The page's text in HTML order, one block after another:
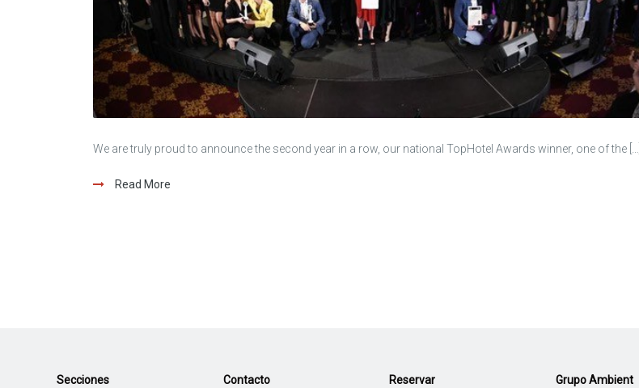
We are truly proud to announce the second year in a row, our national TopHotel Awards winner, one of the […]
Read More
Secciones Contacto Reservar Grupo Ambient